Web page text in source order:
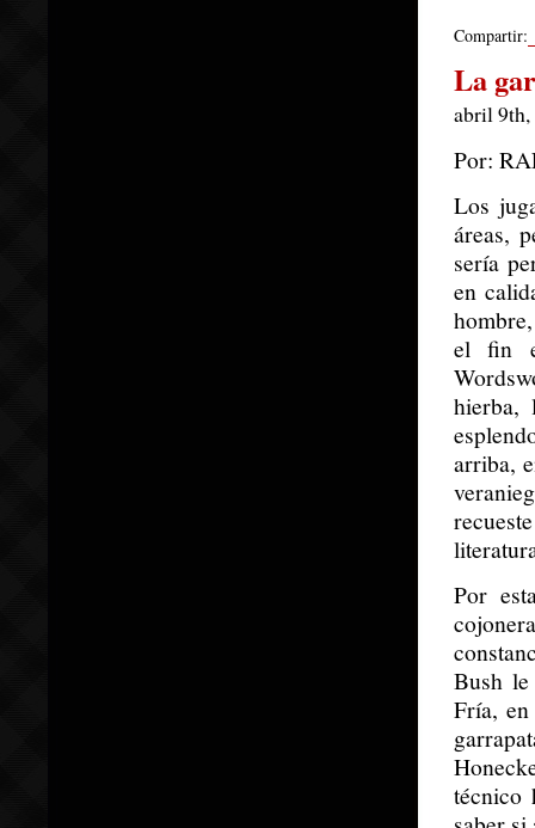
Compartir:
La
abril
Por:
Los
áreas,
sería
en
el fin
hierba,
arriba,
Por
Bush
Fría,
técnico